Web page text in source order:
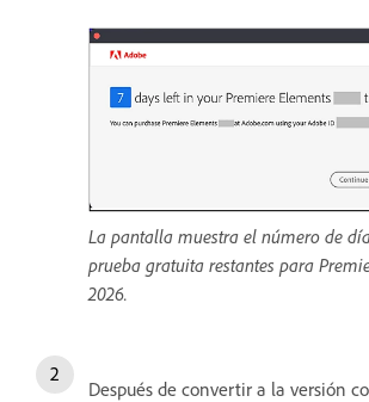
La pantalla muestra el número de
prueba gratuita restantes para
2026.
Después de convertir a la versión